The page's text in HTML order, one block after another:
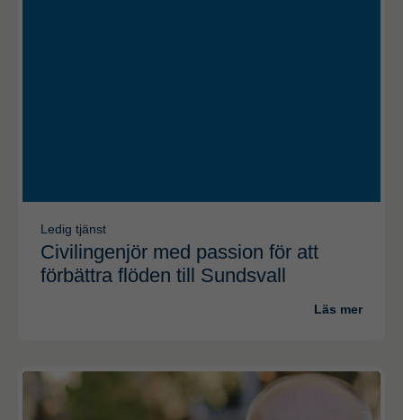
Ledig tjänst
Civilingenjör med passion för att
förbättra flöden till Sundsvall
Läs mer